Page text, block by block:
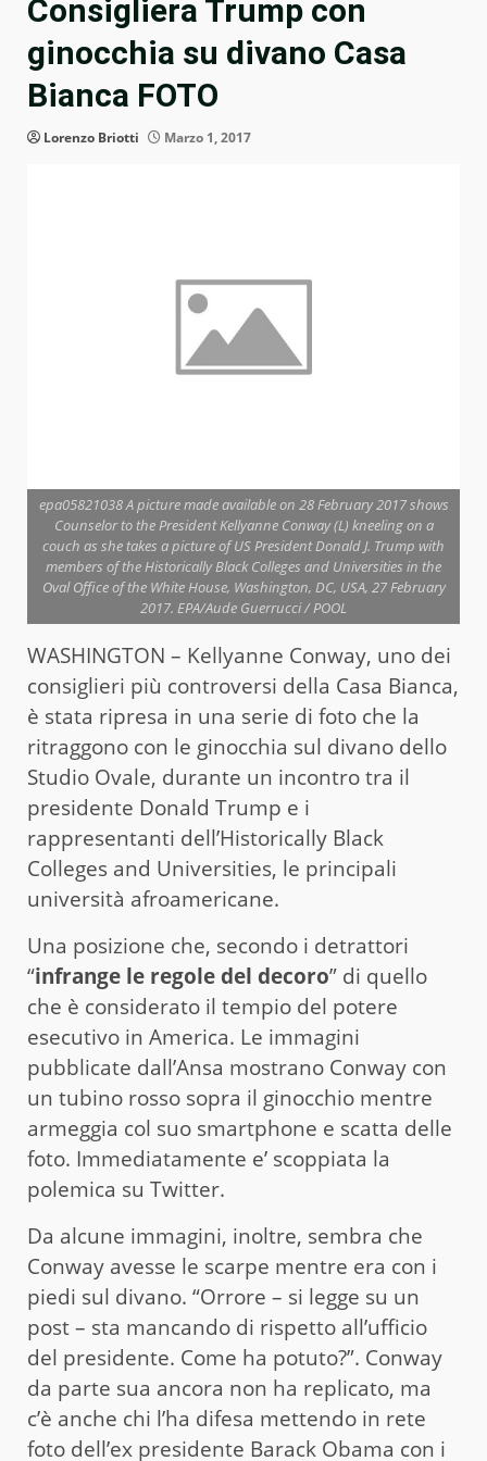
Consigliera Trump con
ginocchia su divano Casa
Bianca FOTO
Lorenzo Briotti Marzo 1, 2017
epa05821038 A picture made available on 28 February 2017 shows
Counselor to the President Kellyanne Conway (L) kneeling on a
couch as she takes a picture of US President Donald J. Trump with
members of the Historically Black Colleges and Universities in the
Oval Office of the White House, Washington, DC, USA, 27 February
2017. EPA/Aude Guerrucci / POOL
WASHINGTON – Kellyanne Conway, uno dei
consiglieri più controversi della Casa Bianca,
è stata ripresa in una serie di foto che la
ritraggono con le ginocchia sul divano dello
Studio Ovale, durante un incontro tra il
presidente Donald Trump e i
rappresentanti dell’Historically Black
Colleges and Universities, le principali
università afroamericane.
Una posizione che, secondo i detrattori
“infrange le regole del decoro” di quello
che è considerato il tempio del potere
esecutivo in America. Le immagini
pubblicate dall’Ansa mostrano Conway con
un tubino rosso sopra il ginocchio mentre
armeggia col suo smartphone e scatta delle
foto. Immediatamente e’ scoppiata la
polemica su Twitter.
Da alcune immagini, inoltre, sembra che
Conway avesse le scarpe mentre era con i
piedi sul divano. “Orrore – si legge su un
post – sta mancando di rispetto all’ufficio
del presidente. Come ha potuto?”. Conway
da parte sua ancora non ha replicato, ma
c’è anche chi l’ha difesa mettendo in rete
foto dell’ex presidente Barack Obama con i